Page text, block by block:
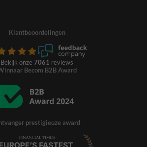
Klantbeoordelingen
Bekijk onze 7061 reviews
Becom B2B Award
prestigieuze award